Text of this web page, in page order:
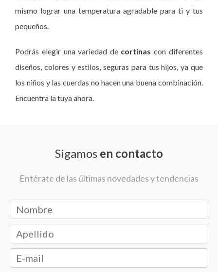
mismo lograr una temperatura agradable para ti y tus
pequeños.
Podrás elegir una variedad de cortinas con diferentes
diseños, colores y estilos, seguras para tus hijos, ya que
los niños y las cuerdas no hacen una buena combinación.
Encuentra la tuya ahora.
Sigamos en contacto
Entérate de las últimas novedades y tendencias